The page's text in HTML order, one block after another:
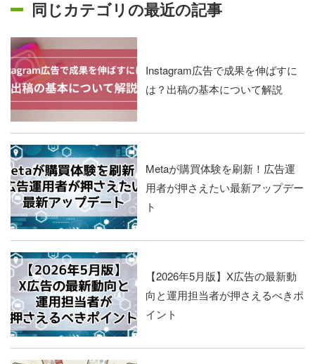
同じカテゴリの最近の記事
Instagram広告で成果を伸ばすに
は？出稿の基本について解説
Metaが購買体験を刷新！広告運
用者が押さえたい最新アップデー
ト
【2026年5月版】X広告の最新動
向と運用担当者が押さえるべきポ
イント